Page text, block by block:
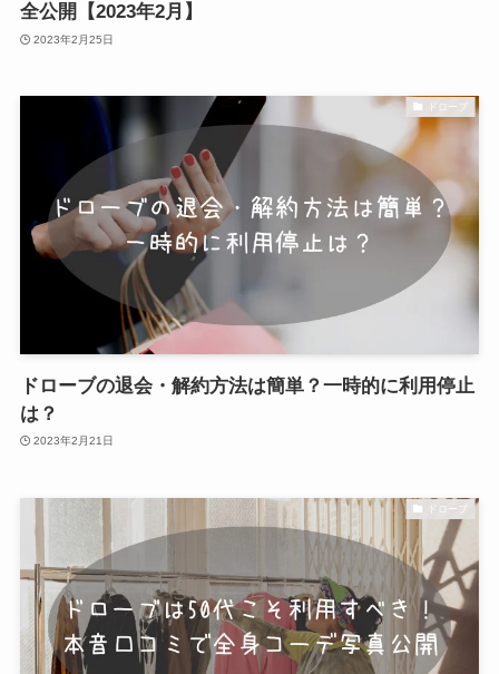
全公開【2023年2月】
2023年2月25日
ドローブ
ドローブの退会・解約方法は簡単？一時的に利用停止
は？
2023年2月21日
ドローブ